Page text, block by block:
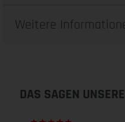
Weitere
DAS SAGEN